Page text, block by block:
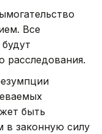
Все
расследования.
быть
в законную силу